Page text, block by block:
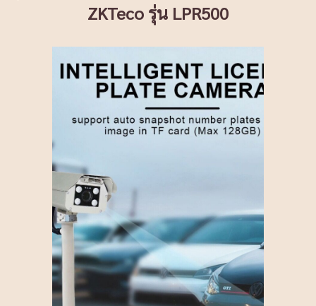
ZKTeco รุ่น LPR500